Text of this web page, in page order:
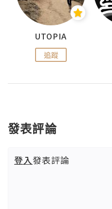
UTOPIA
追蹤
發表評論
登入發表評論